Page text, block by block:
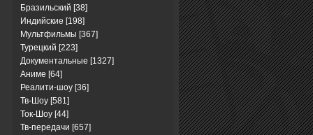
Бразильский [38]
Индийские [198]
Мультфильмы [367]
Турецкий [223]
Документальные [1327]
Аниме [64]
Реалити-шоу [36]
Тв-Шоу [581]
Ток-Шоу [44]
Тв-передачи [657]